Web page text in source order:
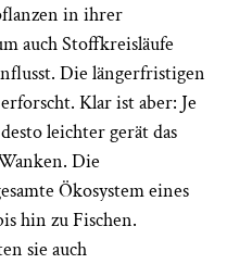
in ihrer
auch Stoffkreisläufe
Die längerfristigen
Klar ist aber: Je
leichter gerät das
Die
Ökosystem eines
hin zu Fischen.
sie auch